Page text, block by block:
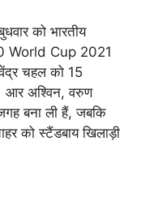
को भारतीय
World Cup 2021
चहल को 15
आर अश्विन, वरुण
बना ली हैं, जबकि
को स्टैंडबाय खिलाड़ी